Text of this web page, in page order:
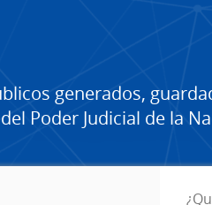
generados,
Poder Judicial de la